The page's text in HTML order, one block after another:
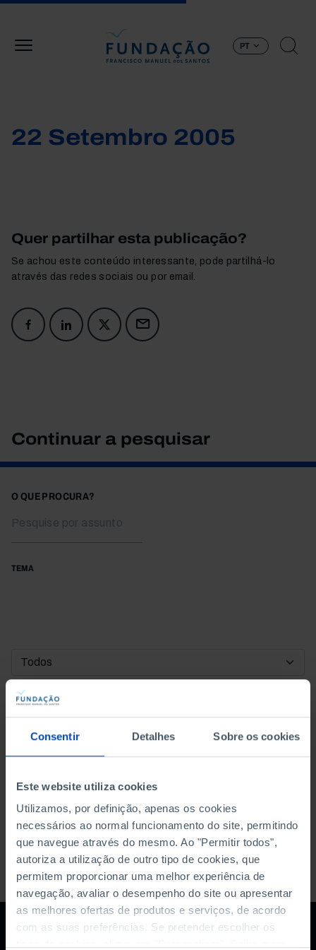
Consentir Detalhes Sobre os cookies
Este website utiliza cookies
Utilizamos, por definição, apenas os cookies
necessários ao normal funcionamento do site, permitindo
que navegue através do mesmo. Ao "Permitir todos",
autoriza a utilização de outro tipo de cookies, que
permitem proporcionar uma melhor experiência de
navegação, avaliar o desempenho do site ou apresentar
as melhores ofertas de produtos e serviços, de acordo
com as suas preferências. Se pretender escolher os
PT
22 Setembro 2005
Quer partilhar esta publicação?
Se achou este conteúdo interessante, pode partilhá-lo
através das redes sociais ou por email.
Continuar a pesquisar
O QUE PROCURA?
TEMA
DATA DE INÍCIO
DATA DE FIM